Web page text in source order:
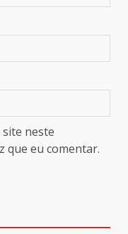
neste
que eu comentar.